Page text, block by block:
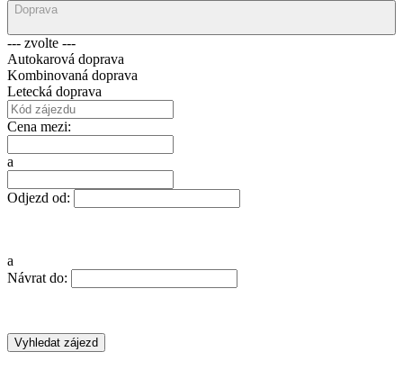
Doprava
--- zvolte ---
Autokarová doprava
Kombinovaná doprava
Letecká doprava
Cena mezi:
a
Odjezd od:
a
Návrat do: